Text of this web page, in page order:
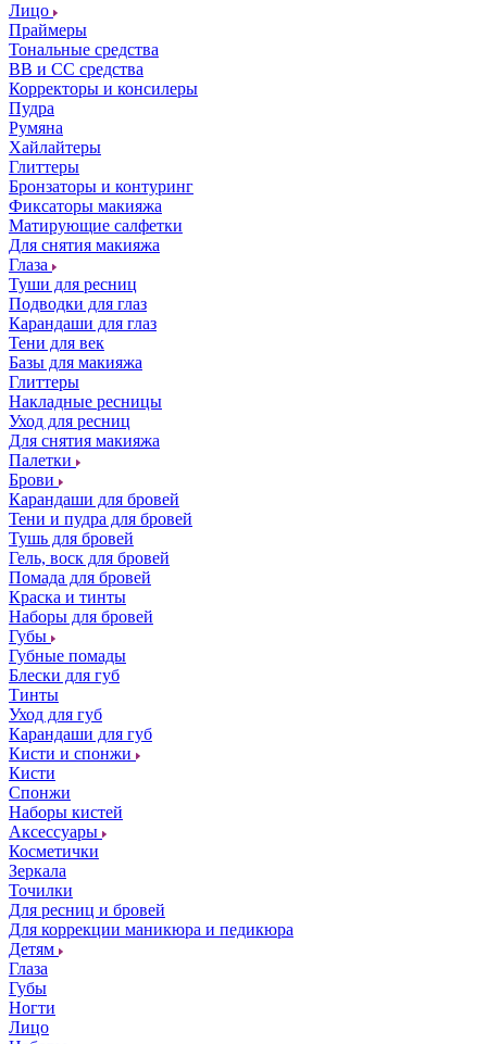
Лицо
Праймеры
Тональные средства
ВВ и СС средства
Корректоры и консилеры
Пудра
Румяна
Хайлайтеры
Глиттеры
Бронзаторы и контуринг
Фиксаторы макияжа
Матирующие салфетки
Для снятия макияжа
Глаза
Туши для ресниц
Подводки для глаз
Карандаши для глаз
Тени для век
Базы для макияжа
Глиттеры
Накладные ресницы
Уход для ресниц
Для снятия макияжа
Палетки
Брови
Карандаши для бровей
Тени и пудра для бровей
Тушь для бровей
Гель, воск для бровей
Помада для бровей
Краска и тинты
Наборы для бровей
Губы
Губные помады
Блески для губ
Тинты
Уход для губ
Карандаши для губ
Кисти и спонжи
Кисти
Спонжи
Наборы кистей
Аксессуары
Косметички
Зеркала
Точилки
Для ресниц и бровей
Для коррекции маникюра и педикюра
Детям
Глаза
Губы
Ногти
Лицо